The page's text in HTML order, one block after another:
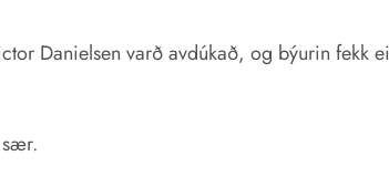
Danielsen varð avdúkað, og býurin fekk